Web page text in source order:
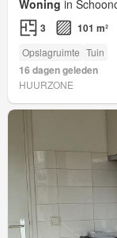
Woning in
3 101 m²
Opslagruimte Tuin
16 dagen geleden
HUURZONE